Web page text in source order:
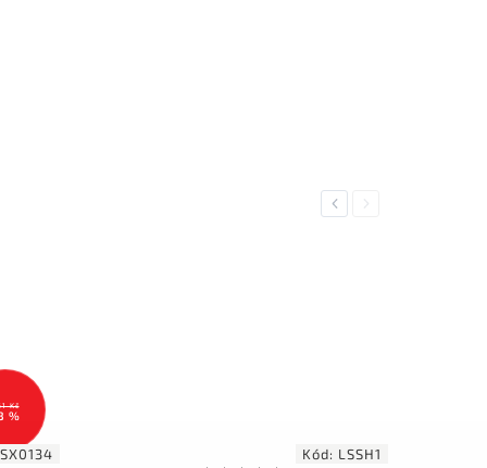
Previous
Kč
%
Kód: LSSH1
Next